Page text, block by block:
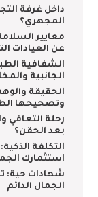
داخل غرفة
المجهري؟
معايير
عن العيادات
الشفافية
الجانبية
وتصحيحها
رحلة التعافي
بعد الحقن؟
التكلفة
استثمارك
شهادات حية:
الجمال الدائم